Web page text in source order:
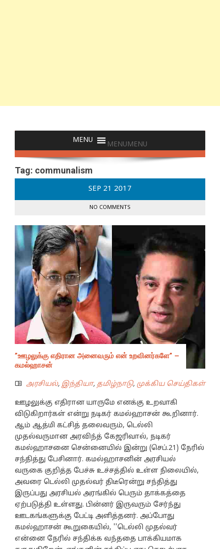
MENUMENU
Tag: communalism
SEP 21 2017
NO COMMENTS
”ஊழலுக்கு எதிரான அனைவரும் என் உறவினர்களே” –
கமல்ஹாசன்
அரசியல், இந்தியா, தமிழ்நாடு, முக்கிய செய்திகள்
ஊழலுக்கு எதிரான யாருமே எனக்கு உறவாகி
விடுகிறார்கள் என்று நடிகர் கமல்ஹாசன் கூறினார்.
ஆம் ஆத்மி கட்சித் தலைவரும், டெல்லி
முதல்வருமான அரவிந்த் கேஜரிவால், நடிகர்
கமல்ஹாசனை சென்னையில் இன்று (செப்.21) நேரில்
சந்தித்து பேசினார். கமல்ஹாசனின் அரசியல்
வருகை குறித்த பேச்சு உச்சத்தில் உள்ள நிலையில்,
அவரை டெல்லி முதல்வர் திடீரென்று சந்தித்து
இருப்பது அரசியல் அரங்கில் பெரும் தாக்கத்தை
ஏற்படுத்தி உள்ளது. பின்னர் இருவரும் சேர்ந்து
ஊடகங்களுக்கு பேட்டி அளித்தனர். அப்போது
கமல்ஹாசன் கூறுகையில், ''டெல்லி முதல்வர்
என்னை நேரில் சந்திக்க வந்ததை பாக்கியமாக